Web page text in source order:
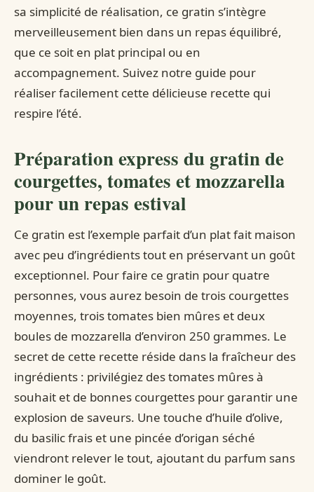
sa simplicité de réalisation, ce gratin s’intègre
merveilleusement bien dans un repas équilibré,
que ce soit en plat principal ou en
accompagnement. Suivez notre guide pour
réaliser facilement cette délicieuse recette qui
respire l’été.
Préparation express du gratin de
courgettes, tomates et mozzarella
pour un repas estival
Ce gratin est l’exemple parfait d’un plat fait maison
avec peu d’ingrédients tout en préservant un goût
exceptionnel. Pour faire ce gratin pour quatre
personnes, vous aurez besoin de trois courgettes
moyennes, trois tomates bien mûres et deux
boules de mozzarella d’environ 250 grammes. Le
secret de cette recette réside dans la fraîcheur des
ingrédients : privilégiez des tomates mûres à
souhait et de bonnes courgettes pour garantir une
explosion de saveurs. Une touche d’huile d’olive,
du basilic frais et une pincée d’origan séché
viendront relever le tout, ajoutant du parfum sans
dominer le goût.